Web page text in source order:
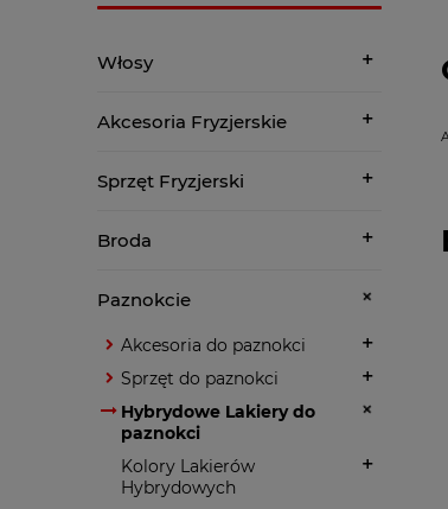
Włosy
Akcesoria Fryzjerskie
Sprzęt Fryzjerski
Broda
Paznokcie
Akcesoria do paznokci
Sprzęt do paznokci
Hybrydowe Lakiery do
paznokci
Kolory Lakierów
Hybrydowych